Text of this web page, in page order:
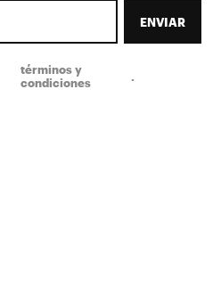
ENVIAR
términos y
condiciones